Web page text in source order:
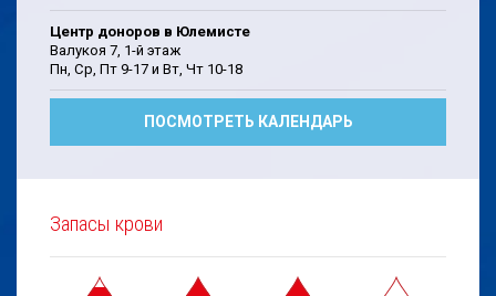
Центр доноров в Юлемисте
Валукоя 7, 1-й этаж
Пн, Cp, Пт 9-17 и Bт, Чт 10-18
ПОСМОТРЕТЬ КАЛЕНДАРЬ
Запасы крови